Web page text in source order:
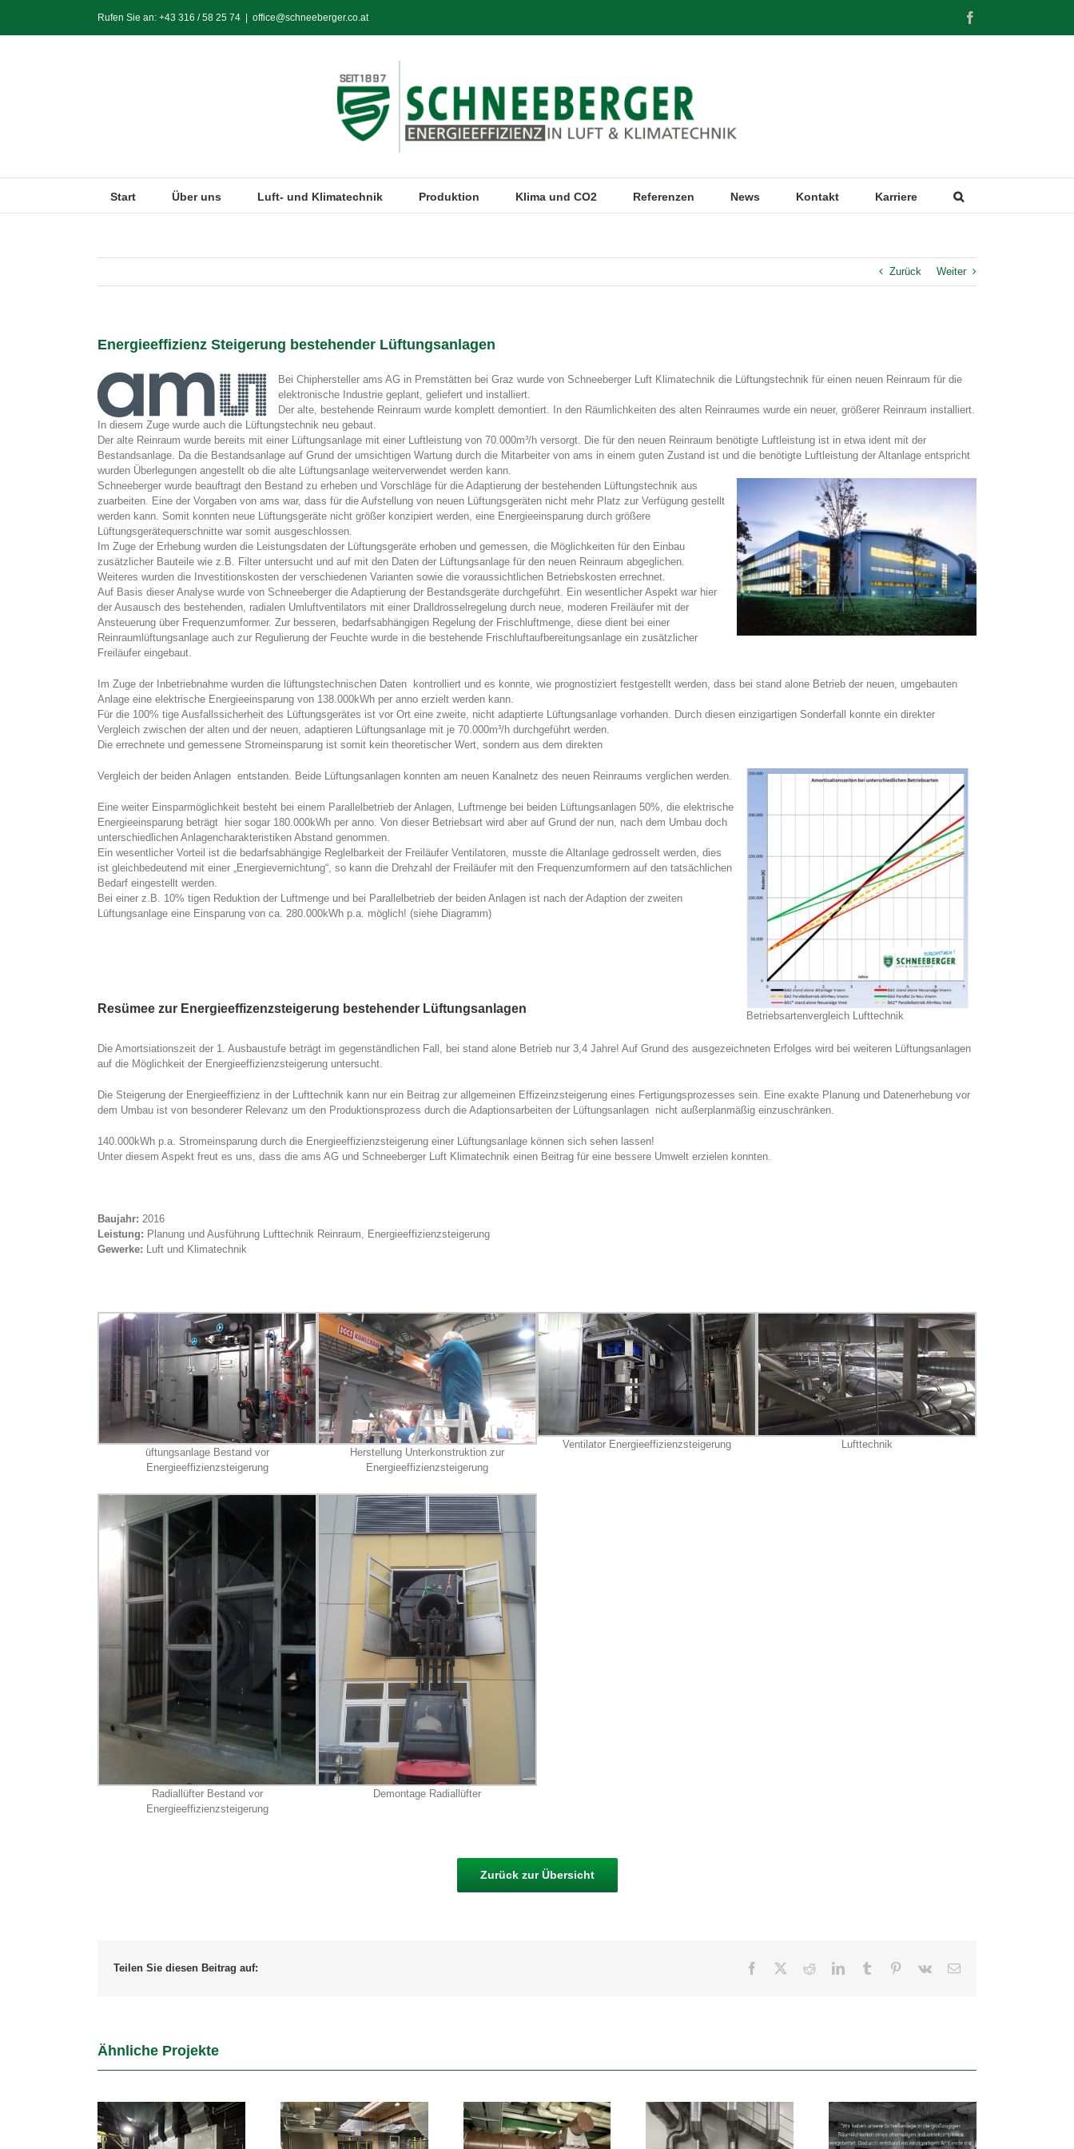
springen
Rufen Sie an: +43 316 / 58 25 74 office@schneeberger.co.at
Start Über uns Luft- und Klimatechnik Produktion Klima und CO2 Referenzen News Kontakt Karriere
Zurück Weiter
Energieeffizienz Steigerung bestehender Lüftungsanlagen
Bei Chiphersteller ams AG in Premstätten bei Graz wurde von Schneeberger Luft Klimatechnik die Lüftungstechnik für einen neuen Reinraum für die
elektronische Industrie geplant, geliefert und installiert.
Der alte, bestehende Reinraum wurde komplett demontiert. In den Räumlichkeiten des alten Reinraumes wurde ein neuer, größerer Reinraum installiert.
In diesem Zuge wurde auch die Lüftungstechnik neu gebaut.
Der alte Reinraum wurde bereits mit einer Lüftungsanlage mit einer Luftleistung von 70.000m³/h versorgt. Die für den neuen Reinraum benötigte Luftleistung ist in etwa ident mit der
Bestandsanlage. Da die Bestandsanlage auf Grund der umsichtigen Wartung durch die Mitarbeiter von ams in einem guten Zustand ist und die benötigte Luftleistung der Altanlage entspricht
wurden Überlegungen angestellt ob die alte Lüftungsanlage weiterverwendet werden kann.
Schneeberger wurde beauftragt den Bestand zu erheben und Vorschläge für die Adaptierung der bestehenden Lüftungstechnik aus
zuarbeiten. Eine der Vorgaben von ams war, dass für die Aufstellung von neuen Lüftungsgeräten nicht mehr Platz zur Verfügung gestellt
werden kann. Somit konnten neue Lüftungsgeräte nicht größer konzipiert werden, eine Energieeinsparung durch größere
Lüftungsgerätequerschnitte war somit ausgeschlossen.
Im Zuge der Erhebung wurden die Leistungsdaten der Lüftungsgeräte erhoben und gemessen, die Möglichkeiten für den Einbau
zusätzlicher Bauteile wie z.B. Filter untersucht und auf mit den Daten der Lüftungsanlage für den neuen Reinraum abgeglichen.
Weiteres wurden die Investitionskosten der verschiedenen Varianten sowie die voraussichtlichen Betriebskosten errechnet.
Auf Basis dieser Analyse wurde von Schneeberger die Adaptierung der Bestandsgeräte durchgeführt. Ein wesentlicher Aspekt war hier
der Ausausch des bestehenden, radialen Umluftventilators mit einer Dralldrosselregelung durch neue, moderen Freiläufer mit der
Ansteuerung über Frequenzumformer. Zur besseren, bedarfsabhängigen Regelung der Frischluftmenge, diese dient bei einer
Reinraumlüftungsanlage auch zur Regulierung der Feuchte wurde in die bestehende Frischluftaufbereitungsanlage ein zusätzlicher
Freiläufer eingebaut.
Im Zuge der Inbetriebnahme wurden die lüftungstechnischen Daten kontrolliert und es konnte, wie prognostiziert festgestellt werden, dass bei stand alone Betrieb der neuen, umgebauten
Anlage eine elektrische Energieeinsparung von 138.000kWh per anno erzielt werden kann.
Für die 100% tige Ausfallssicherheit des Lüftungsgerätes ist vor Ort eine zweite, nicht adaptierte Lüftungsanlage vorhanden. Durch diesen einzigartigen Sonderfall konnte ein direkter
Vergleich zwischen der alten und der neuen, adaptieren Lüftungsanlage mit je 70.000m³/h durchgeführt werden.
Die errechnete und gemessene Stromeinsparung ist somit kein theoretischer Wert, sondern aus dem direkten
Betriebsartenvergleich Lufttechnik
Vergleich der beiden Anlagen entstanden. Beide Lüftungsanlagen konnten am neuen Kanalnetz des neuen Reinraums verglichen werden.
Eine weiter Einsparmöglichkeit besteht bei einem Parallelbetrieb der Anlagen, Luftmenge bei beiden Lüftungsanlagen 50%, die elektrische
Energieeinsparung beträgt hier sogar 180.000kWh per anno. Von dieser Betriebsart wird aber auf Grund der nun, nach dem Umbau doch
unterschiedlichen Anlagencharakteristiken Abstand genommen.
Ein wesentlicher Vorteil ist die bedarfsabhängige Reglelbarkeit der Freiläufer Ventilatoren, musste die Altanlage gedrosselt werden, dies
ist gleichbedeutend mit einer „Energievernichtung“, so kann die Drehzahl der Freiläufer mit den Frequenzumformern auf den tatsächlichen
Bedarf eingestellt werden.
Bei einer z.B. 10% tigen Reduktion der Luftmenge und bei Parallelbetrieb der beiden Anlagen ist nach der Adaption der zweiten
Lüftungsanlage eine Einsparung von ca. 280.000kWh p.a. möglich! (siehe Diagramm)
Resümee zur Energieeffizenzsteigerung bestehender Lüftungsanlagen
Die Amortsiationszeit der 1. Ausbaustufe beträgt im gegenständlichen Fall, bei stand alone Betrieb nur 3,4 Jahre! Auf Grund des ausgezeichneten Erfolges wird bei weiteren Lüftungsanlagen
auf die Möglichkeit der Energieeffizienzsteigerung untersucht.
Die Steigerung der Energieeffizienz in der Lufttechnik kann nur ein Beitrag zur allgemeinen Effizeinzsteigerung eines Fertigungsprozesses sein. Eine exakte Planung und Datenerhebung vor
dem Umbau ist von besonderer Relevanz um den Produktionsprozess durch die Adaptionsarbeiten der Lüftungsanlagen nicht außerplanmäßig einzuschränken.
140.000kWh p.a. Stromeinsparung durch die Energieeffizienzsteigerung einer Lüftungsanlage können sich sehen lassen!
Unter diesem Aspekt freut es uns, dass die ams AG und Schneeberger Luft Klimatechnik einen Beitrag für eine bessere Umwelt erzielen konnten.
Baujahr: 2016
Leistung: Planung und Ausführung Lufttechnik Reinraum, Energieeffizienzsteigerung
Gewerke: Luft und Klimatechnik
üftungsanlage Bestand vor
Energieeffizienzsteigerung
Herstellung Unterkonstruktion zur
Energieeffizienzsteigerung
Ventilator Energieeffizienzsteigerung Lufttechnik
Radiallüfter Bestand vor
Energieeffizienzsteigerung
Demontage Radiallüfter
Zurück zur Übersicht
Teilen Sie diesen Beitrag auf: Facebook RedditLinkedInTumblr Pinterest
Vk
E-
Ähnliche Projekte